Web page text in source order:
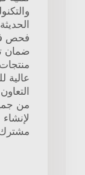
فحص
ضمان
عالية
من